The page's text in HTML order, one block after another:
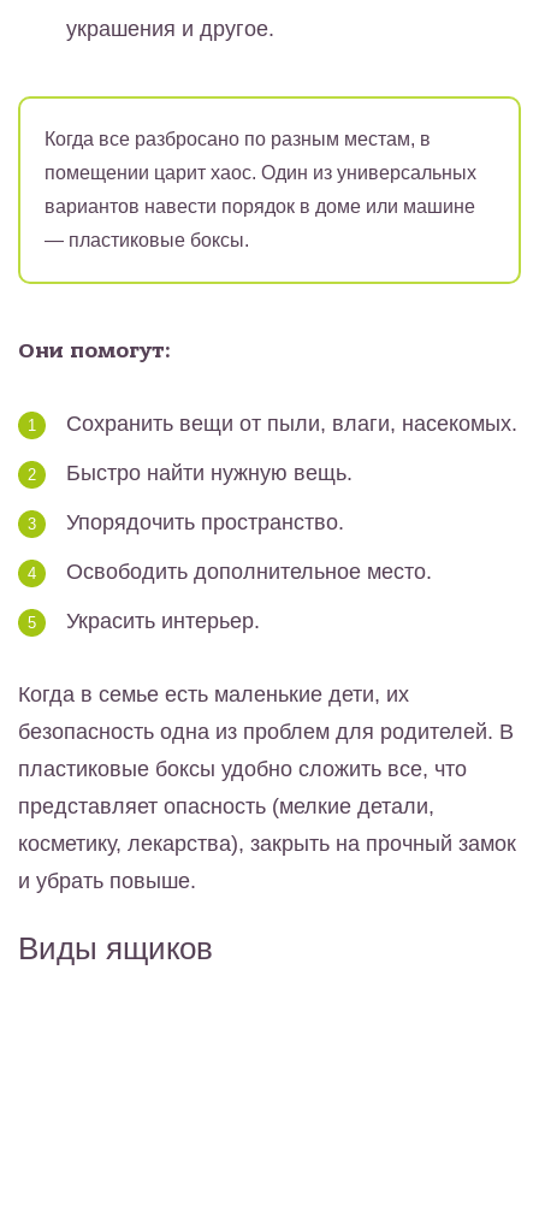
украшения и другое.
Когда все разбросано по разным местам, в
помещении царит хаос. Один из универсальных
вариантов навести порядок в доме или машине
— пластиковые боксы.
Они помогут:
Сохранить вещи от пыли, влаги, насекомых.
Быстро найти нужную вещь.
Упорядочить пространство.
Освободить дополнительное место.
Украсить интерьер.
Когда в семье есть маленькие дети, их
безопасность одна из проблем для родителей. В
пластиковые боксы удобно сложить все, что
представляет опасность (мелкие детали,
косметику, лекарства), закрыть на прочный замок
и убрать повыше.
Виды ящиков